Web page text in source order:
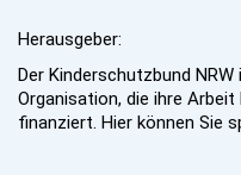
Herausgeber:
Der Kinderschutzbund
Organisation, die ihre
finanziert. Hier können Sie